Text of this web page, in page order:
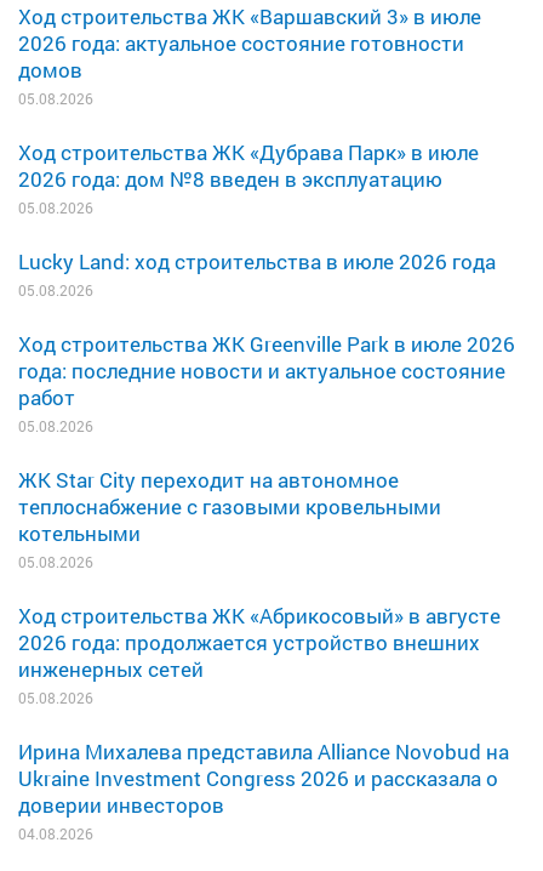
Ход строительства ЖК «Варшавский 3» в июле
2026 года: актуальное состояние готовности
домов
05.08.2026
Ход строительства ЖК «Дубрава Парк» в июле
2026 года: дом №8 введен в эксплуатацию
05.08.2026
Lucky Land: ход строительства в июле 2026 года
05.08.2026
Ход строительства ЖК Greenville Park в июле 2026
года: последние новости и актуальное состояние
работ
05.08.2026
ЖК Star City переходит на автономное
теплоснабжение с газовыми кровельными
котельными
05.08.2026
Ход строительства ЖК «Абрикосовый» в августе
2026 года: продолжается устройство внешних
инженерных сетей
05.08.2026
Ирина Михалева представила Alliance Novobud на
Ukraine Investment Congress 2026 и рассказала о
доверии инвесторов
04.08.2026